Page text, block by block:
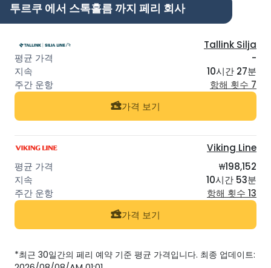
투르쿠 에서 스톡홀름 까지 페리 회사
Tallink Silja
-
10시간 27분
항해 횟수 7
가격 보기
Viking Line
₩198,152
10시간 53분
항해 횟수 13
가격 보기
*최근 30일간의 페리 예약 기준 평균 가격입니다. 최종 업데이트: